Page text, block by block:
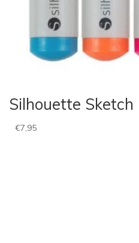
Silhouette Sketch
€7,95